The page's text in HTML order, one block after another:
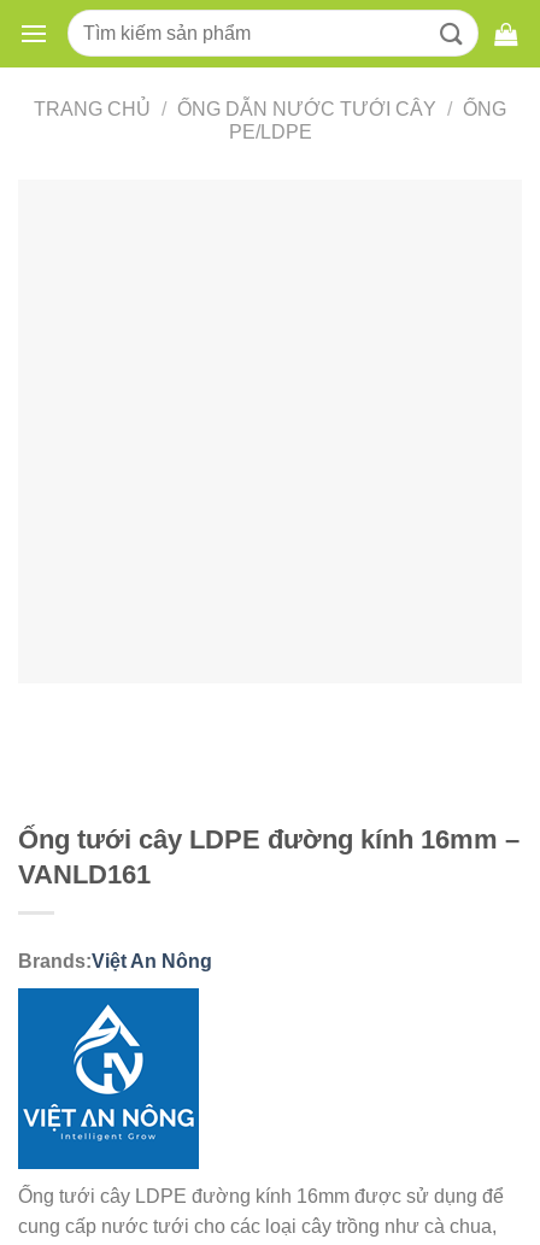
content
Tìm
kiếm:
TRANG CHỦ / ỐNG DẪN NƯỚC TƯỚI CÂY /
ỐNG
PE/LDPE
Ống tưới cây LDPE đường kính 16mm –
VANLD161
Brands:Việt An Nông
Ống tưới cây LDPE đường kính 16mm được sử dụng để
cung cấp nước tưới cho các loại cây trồng như cà chua,